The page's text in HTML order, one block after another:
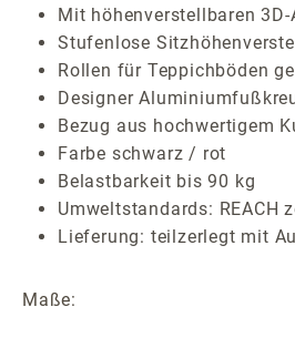
Mit höhenverstellbaren 3D-
Stufenlose
Rollen für Teppichböden
Designer
Bezug aus hochwertigem
Farbe schwarz / rot
Belastbarkeit bis 90 kg
Umweltstandards: REACH
Lieferung: teilzerlegt mit
Maße: